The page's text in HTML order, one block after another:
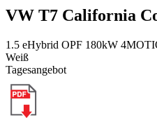
VW T7 California
1.5 eHybrid OPF 180kW
Weiß
Tagesangebot